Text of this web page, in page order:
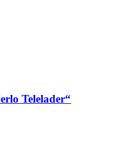
Telelader“